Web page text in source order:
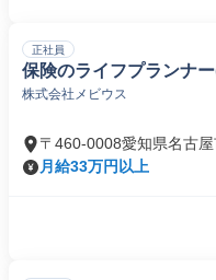
正社員
保険のライフプランナ
株式会社メビウス
〒460-0008愛知県名古
月給33万円以上